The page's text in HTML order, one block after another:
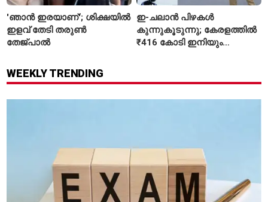
'ഞാൻ ഇരയാണ്'; ശിക്ഷയിൽ
ഇളവ് തേടി തരുണ്‍
തേജ്പാൽ
ഇ-ചലാൻ പിഴകൾ
കുന്നുകൂടുന്നു; കേരളത്തിൽ
₹416 കോടി ഇനിയും
WEEKLY TRENDING